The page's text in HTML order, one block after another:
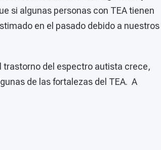
si algunas personas con TEA tienen
en el pasado debido a nuestros
del espectro autista crece,
de las fortalezas del TEA. A